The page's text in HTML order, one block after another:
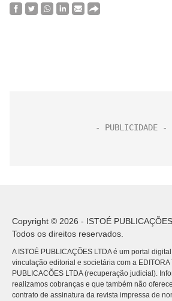
Copyright © 2026 - ISTOÉ
Todos os direitos reservados.
A ISTOÉ PUBLICAÇÕES LTDA é um portal
vinculação editorial e societária com a EDITORA
PUBLICACÕES LTDA (recuperação judicial).
realizamos cobranças e que também não
contrato de assinatura da revista impressa de